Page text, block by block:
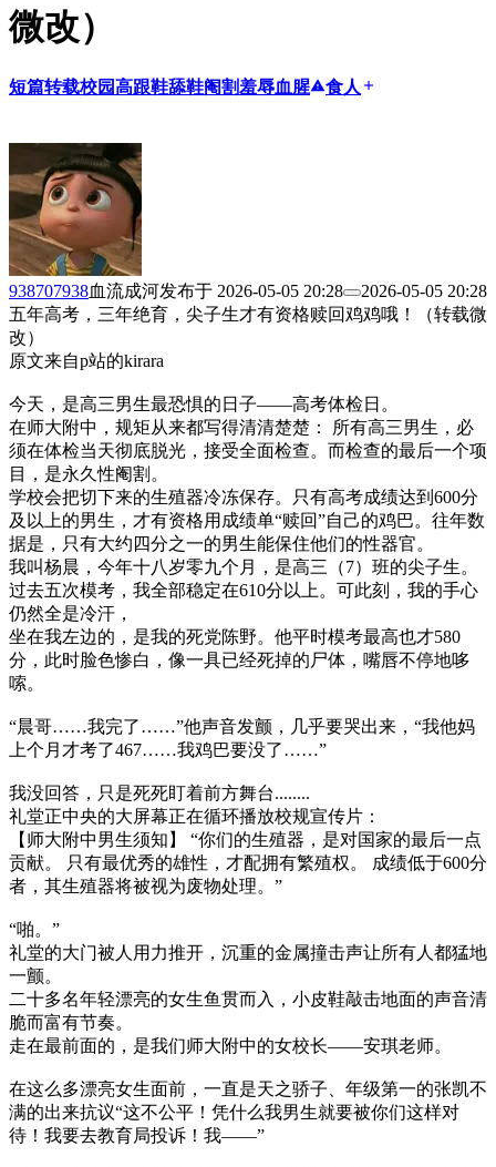
微改）
短篇转载校园高跟鞋舔鞋阉割羞辱血腥report_problem食人 add
938707938血流成河发布于 2026-05-05 20:28
2026-05-05 20:28
五年高考，三年绝育，尖子生才有资格赎回鸡鸡哦！（转载微
改）
原文来自p站的kirara
今天，是高三男生最恐惧的日子——高考体检日。
在师大附中，规矩从来都写得清清楚楚： 所有高三男生，必
须在体检当天彻底脱光，接受全面检查。而检查的最后一个项
目，是永久性阉割。
学校会把切下来的生殖器冷冻保存。只有高考成绩达到600分
及以上的男生，才有资格用成绩单“赎回”自己的鸡巴。往年数
据是，只有大约四分之一的男生能保住他们的性器官。
我叫杨晨，今年十八岁零九个月，是高三（7）班的尖子生。
过去五次模考，我全部稳定在610分以上。可此刻，我的手心
仍然全是冷汗，
坐在我左边的，是我的死党陈野。他平时模考最高也才580
分，此时脸色惨白，像一具已经死掉的尸体，嘴唇不停地哆
嗦。
“晨哥……我完了……”他声音发颤，几乎要哭出来，“我他妈
上个月才考了467……我鸡巴要没了……”
我没回答，只是死死盯着前方舞台........
礼堂正中央的大屏幕正在循环播放校规宣传片：
【师大附中男生须知】 “你们的生殖器，是对国家的最后一点
贡献。 只有最优秀的雄性，才配拥有繁殖权。 成绩低于600分
者，其生殖器将被视为废物处理。”
“啪。”
礼堂的大门被人用力推开，沉重的金属撞击声让所有人都猛地
一颤。
二十多名年轻漂亮的女生鱼贯而入，小皮鞋敲击地面的声音清
脆而富有节奏。
走在最前面的，是我们师大附中的女校长——安琪老师。
在这么多漂亮女生面前，一直是天之骄子、年级第一的张凯不
满的出来抗议“这不公平！凭什么我男生就要被你们这样对
待！我要去教育局投诉！我——”